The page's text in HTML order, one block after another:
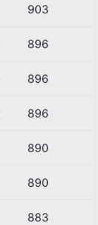
903
896
896
896
890
890
883